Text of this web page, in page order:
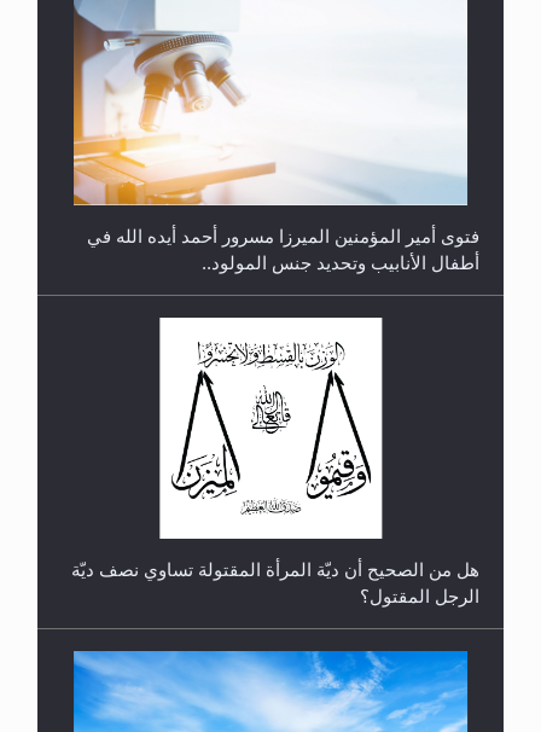
رأيٌ في لغة المسيح الموعود عليه السلام.. 4...
فتوى أمير المؤمنين الميرزا مسرور أحمد أيده الله في
أطفال الأنابيب وتحديد جنس المولود..
هل من الصحيح أن ديّة المرأة المقتولة تساوي نصف ديّة
الرجل المقتول؟